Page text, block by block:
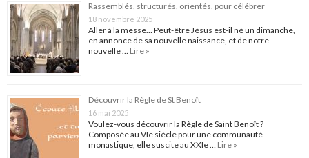
Rassemblés, structurés, orientés, pour célébrer
18 novembre 2025
Aller à la messe… Peut-être Jésus est-il né un dimanche,
en annonce de sa nouvelle naissance, et de notre
nouvelle … Lire »
Découvrir la Règle de St Benoît
16 mai 2025
Voulez-vous découvrir la Règle de Saint Benoît ?
Composée au VIe siècle pour une communauté
monastique, elle suscite au XXIe … Lire »